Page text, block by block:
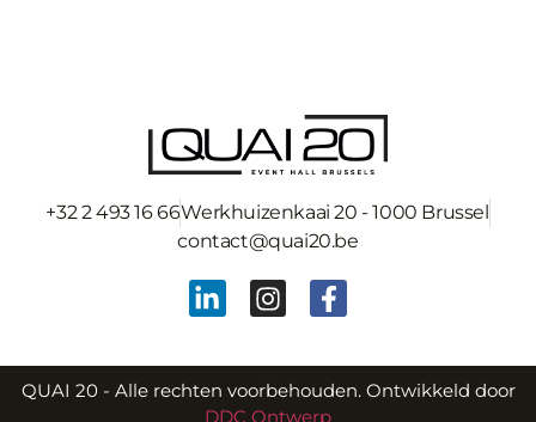
+32 2 493 16 66Werkhuizenkaai 20 - 1000 Brussel
contact@quai20.be
QUAI 20 - Alle rechten voorbehouden. Ontwikkeld door
DDC Ontwerp